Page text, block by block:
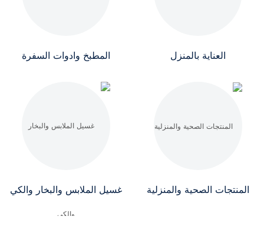
العناية بالمنزل المطبخ وادوات السفرة
المنتجات الصحية والمنزلية غسيل الملابس والبخار والكي